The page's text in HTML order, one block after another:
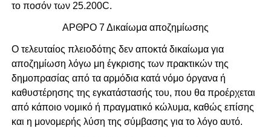
το ποσόν των 25.200C.
ΑΡΘΡΟ 7 Δικαίωμα αποζημίωσης
Ο τελευταίος πλειοδότης δεν αποκτά δικαίωμα για
αποζημίωση λόγω μη έγκρισης των πρακτικών της
δημοπρασίας από τα αρμόδια κατά νόμο όργανα ή
καθυστέρησης της εγκατάστασής του, που θα προέρχεται
από κάποιο νομικό ή πραγματικό κώλυμα, καθώς επίσης
και η μονομερής λύση της σύμβασης για το λόγο αυτό.